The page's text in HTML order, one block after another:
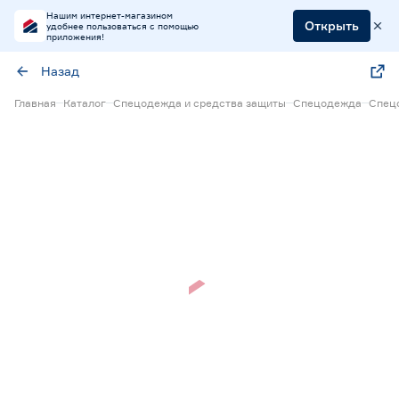
Нашим интернет-магазином
удобнее пользоваться с помощью
приложения!
Открыть
Назад
Главная Каталог Спецодежда и средства защиты Спецодежда